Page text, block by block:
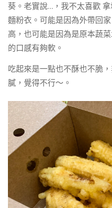
葵。老實說…，我不太喜歡
麵粉衣。可能是因為外帶回
高，也可能是因為是原本蔬
的口感有夠軟。
吃起來是一點也不酥也不脆
膩，覺得不行～。